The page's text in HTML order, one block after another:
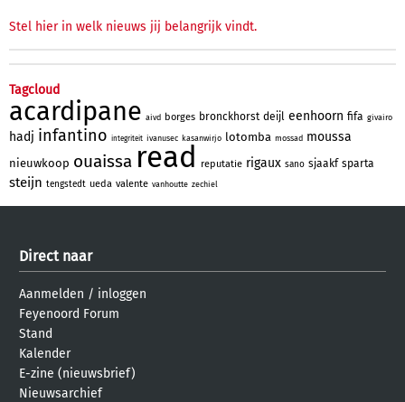
Stel hier in welk nieuws jij belangrijk vindt.
Tagcloud
acardipane aivd borges bronckhorst deijl eenhoorn fifa givairo
hadj infantino integriteit ivanusec kasanwirjo lotomba mossad moussa
nieuwkoop ouaissa read reputatie rigaux sano sjaakf sparta
steijn tengstedt ueda valente vanhoutte zechiel
Direct naar
Aanmelden / inloggen
Feyenoord Forum
Stand
Kalender
E-zine (nieuwsbrief)
Nieuwsarchief